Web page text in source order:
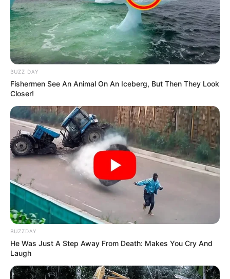
ΕΒΡΑΙΟΙ ΚΑΙ ΕΠΑΝΑΣΤΑΣΕΙΣ….
αυτοί χρωστούν σε εμάς τα
πάντα
Email address:
BUZZ DAY
Fishermen See An Animal On An Iceberg, But Then They Look
Closer!
BUZZDAY
He Was Just A Step Away From Death: Makes You Cry And
Laugh